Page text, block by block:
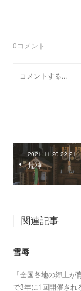
0コメント
2021.11.20 22:21
荒神
関連記事
雪辱
「全国各地の郷土
で3年に1回開催され